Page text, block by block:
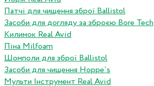
Патчі для чищення зброї Ballistol
Засоби для догляду за зброєю Bore Tech
Килимок Real Avid
Піна Milfoam
Шомполи для зброї Ballistol
Засоби для чищення Hoppe`s
Мульти Інструмент Real Avid